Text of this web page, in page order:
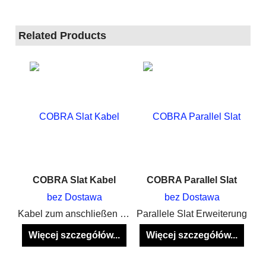
Related Products
COBRA Slat Kabel
bez Dostawa
Kabel zum anschließen der Slats an den Slat Connector in verschiedenen längen
Więcej szczegółów...
COBRA Parallel Slat
bez Dostawa
Parallele Slat Erweiterung
Więcej szczegółów...